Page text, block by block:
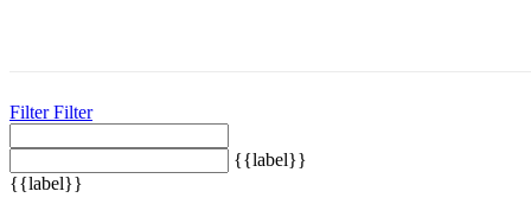
FilterFilter
{{label}}
{{label}}